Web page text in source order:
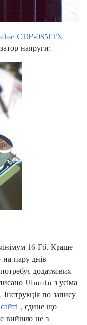
CDP-085ITX
напруги:
16 Гб. Краще
на пару днів
додаткових
Ubuntu з усіма
по запису
, єдине що
вийшло не з